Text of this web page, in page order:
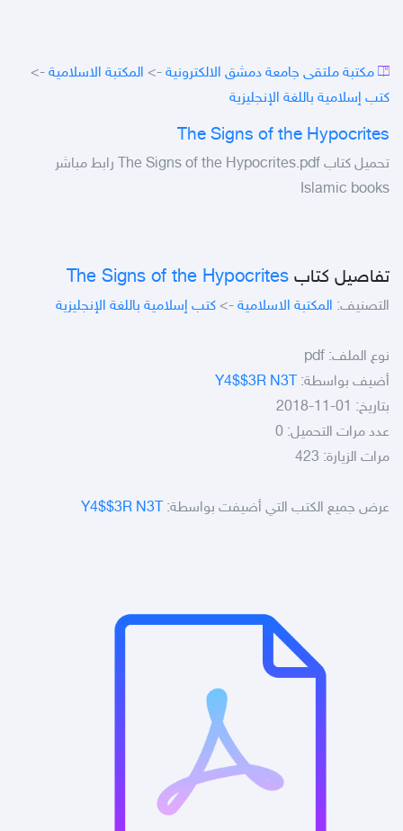
مكتبة ملتقى جامعة دمشق الالكترونية -> المكتبة الاسلامية ->
كتب إسلامية باللغة الإنجليزية
The Signs of the Hypocrites
تحميل كتاب The Signs of the Hypocrites.pdf رابط مباشر
Islamic books
تفاصيل كتاب The Signs of the Hypocrites
التصنيف: المكتبة الاسلامية -> كتب إسلامية باللغة الإنجليزية
نوع الملف: pdf
أضيف بواسطة: Y4$$3R N3T
بتاريخ: 01-11-2018
عدد مرات التحميل: 0
مرات الزيارة: 423
عرض جميع الكتب التي أضيفت بواسطة: Y4$$3R N3T